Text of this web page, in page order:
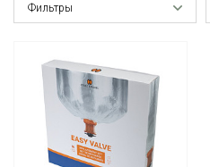
Фильтры